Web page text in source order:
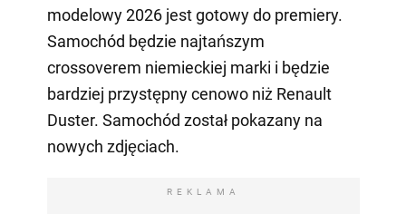
modelowy 2026 jest gotowy do premiery.
Samochód będzie najtańszym
crossoverem niemieckiej marki i będzie
bardziej przystępny cenowo niż Renault
Duster. Samochód został pokazany na
nowych zdjęciach.
REKLAMA